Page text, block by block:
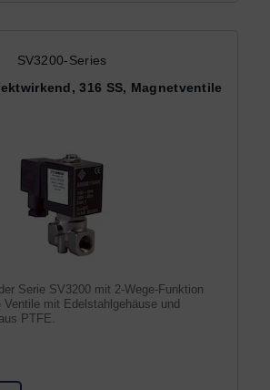
SV3200-Series
316 SS, Magnetventile
Serie SV3200 mit 2-Wege-Funktion
mit Edelstahlgehäuse und
PTFE.